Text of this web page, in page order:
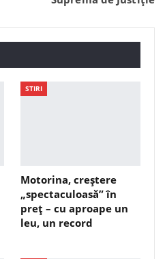
STIRI
Motorina, creștere
„spectaculoasă” în
preț – cu aproape un
leu, un record